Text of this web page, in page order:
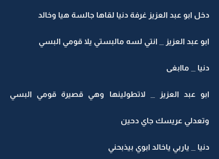
دخل ابو عبد العزيز غرفة دنيا لقاها جالسة هيا وخالد
ابو عبد العزيز _ انتي لسه مالبستي يلا قومي البسي
دنيا _ ماابغى
ابو عبد العزيز _ لاتطولينها وهي قصيرة قومي البسي
وتعدلي عريسك جاي دحين
دنيا _ ياربي ياخالد ابوي بيذبحني